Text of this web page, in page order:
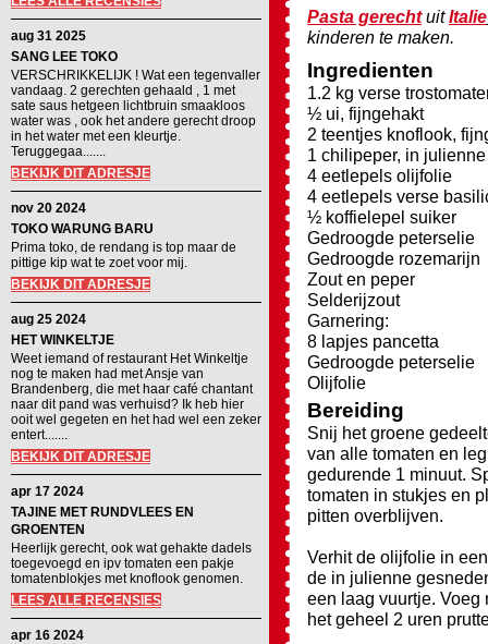
aug 31 2025
SANG LEE TOKO
VERSCHRIKKELIJK ! Wat een tegenvaller
vandaag. 2 gerechten gehaald , 1 met
sate saus hetgeen lichtbruin smaakloos
water was , ook het andere gerecht droop
in het water met een kleurtje.
Teruggegaa.......
BEKIJK DIT ADRESJE
nov 20 2024
TOKO WARUNG BARU
Prima toko, de rendang is top maar de
pittige kip wat te zoet voor mij.
BEKIJK DIT ADRESJE
aug 25 2024
HET WINKELTJE
Weet iemand of restaurant Het Winkeltje
nog te maken had met Ansje van
Brandenberg, die met haar café chantant
naar dit pand was verhuisd? Ik heb hier
ooit wel gegeten en het had wel een zeker
entert.......
BEKIJK DIT ADRESJE
apr 17 2024
TAJINE MET RUNDVLEES EN
GROENTEN
Heerlijk gerecht, ook wat gehakte dadels
toegevoegd en ipv tomaten een pakje
tomatenblokjes met knoflook genomen.
LEES ALLE RECENSIES
apr 16 2024
Pasta gerechtuitItalie
kinderen te maken.
Ingredienten
1.2 kg verse
½ ui, fijngehakt
2 teentjes knoflook,
1 chilipeper, in julienne
4 eetlepels olijfolie
4 eetlepels verse
½ koffielepel suiker
Gedroogde peterselie
Gedroogde rozemarijn
Zout en peper
Selderijzout
Garnering:
8 lapjes pancetta
Gedroogde peterselie
Olijfolie
Bereiding
Snij het groene
van alle tomaten en
gedurende 1 minuut.
tomaten in stukjes en
pitten overblijven.
Verhit de olijfolie in
de in julienne
een laag vuurtje. Voeg
het geheel 2 uren